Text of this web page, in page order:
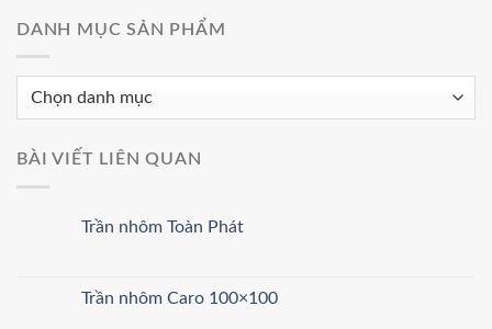
DANH MỤC SẢN PHẨM
BÀI VIẾT LIÊN QUAN
Trần nhôm Toàn Phát
Trần nhôm Caro 100×100